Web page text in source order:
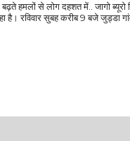
ब्यूरो रिपोर्ट: यमकेश्वर विकासखंड में जानवरों का
है। रविवार सुबह करीब 9 बजे जुड्डा